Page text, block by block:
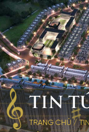
TIN
TRANG CHỦ /